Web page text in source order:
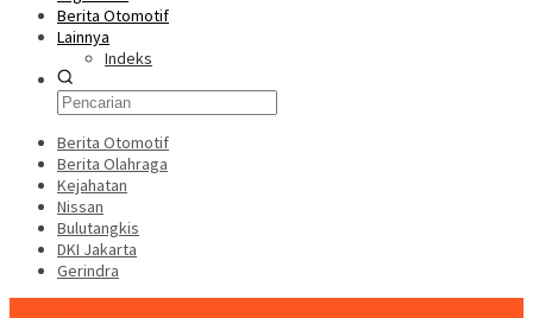
Berita Otomotif
Lainnya
Indeks
Berita Otomotif
Berita Olahraga
Kejahatan
Nissan
Bulutangkis
DKI Jakarta
Gerindra